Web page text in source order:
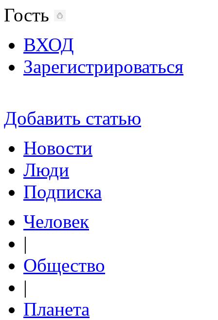
Гость
ВХОД
Зарегистрироваться
Добавить статью
Новости
Люди
Подписка
Человек
|
Общество
|
Планета